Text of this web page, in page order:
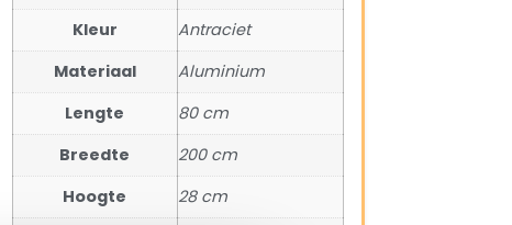
Kleur
Antraciet
Materiaal
Aluminium
Lengte
80 cm
Breedte
200 cm
Hoogte
28 cm